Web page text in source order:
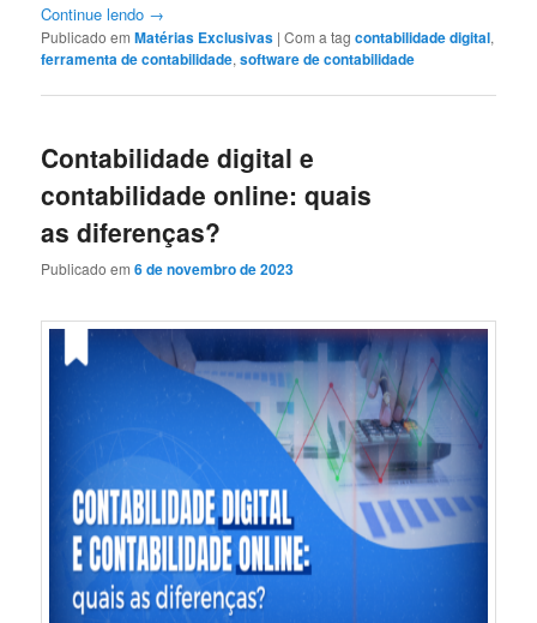
Continue lendo →
Publicado em Matérias Exclusivas |Com a tagcontabilidade digital,
ferramenta de contabilidade,software de contabilidade
Contabilidade digital e
contabilidade online: quais
as diferenças?
Publicado em6 de novembro de 2023